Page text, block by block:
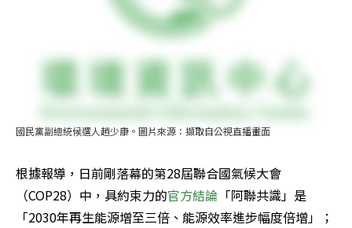
國民黨副總統候選人趙少康。圖片來源：擷取自公視直播畫面
根據報導，日前剛落幕的第28屆聯合國氣候大會
（COP28）中，具約束力的官方結論 「阿聯共識」是
「2030年再生能源增至三倍、能源效率進步幅度倍增」；